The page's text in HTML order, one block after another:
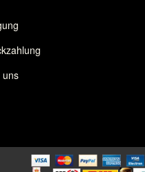
uns